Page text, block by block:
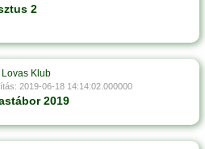
2
Klub
2019-06-18 14:14:02.000000
2019